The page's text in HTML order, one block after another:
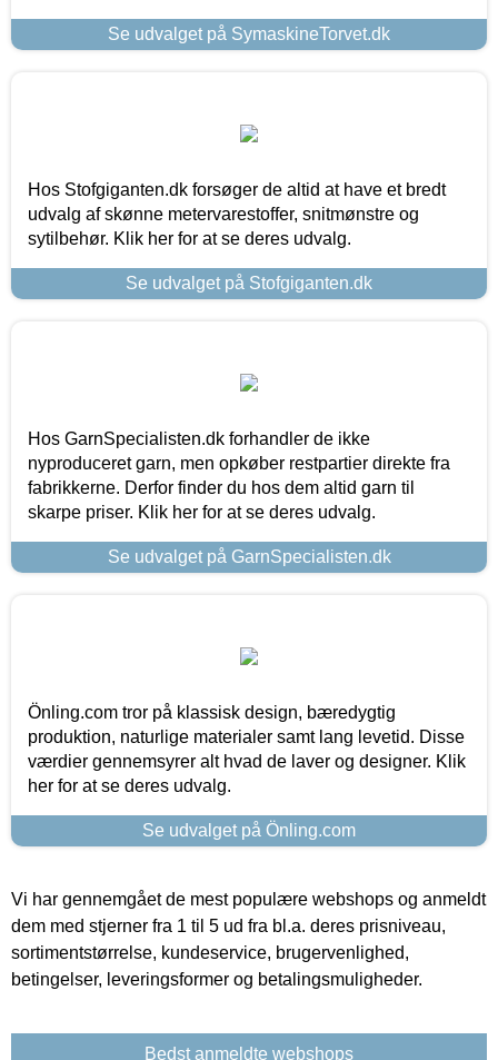
Se udvalget på SymaskineTorvet.dk
Hos Stofgiganten.dk forsøger de altid at have et bredt
udvalg af skønne metervarestoffer, snitmønstre og
sytilbehør. Klik her for at se deres udvalg.
Se udvalget på Stofgiganten.dk
Hos GarnSpecialisten.dk forhandler de ikke
nyproduceret garn, men opkøber restpartier direkte fra
fabrikkerne. Derfor finder du hos dem altid garn til
skarpe priser. Klik her for at se deres udvalg.
Se udvalget på GarnSpecialisten.dk
Önling.com tror på klassisk design, bæredygtig
produktion, naturlige materialer samt lang levetid. Disse
værdier gennemsyrer alt hvad de laver og designer. Klik
her for at se deres udvalg.
Se udvalget på Önling.com
Vi har gennemgået de mest populære webshops og anmeldt
dem med stjerner fra 1 til 5 ud fra bl.a. deres prisniveau,
sortimentstørrelse, kundeservice, brugervenlighed,
betingelser, leveringsformer og betalingsmuligheder.
Bedst anmeldte webshops